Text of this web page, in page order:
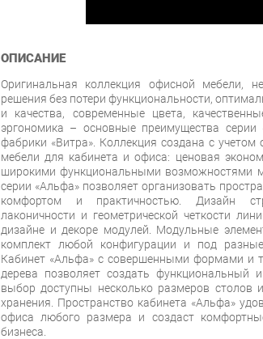
ОПИСАНИЕ
Оригинальная коллекция офисной мебели,
решения без потери функциональности,
и качества, современные цвета,
эргономика – основные преимущества серии
фабрики «Витра». Коллекция создана с учетом
мебели для кабинета и офиса: ценовая
широкими функциональными возможностями
серии «Альфа» позволяет организовать
комфортом и практичностью. Дизайн
лаконичности и геометрической четкости
дизайне и декоре модулей. Модульные
комплект любой конфигурации и под
Кабинет «Альфа» c совершенными формами и
дерева позволяет создать
выбор доступны несколько размеров столов
хранения. Пространство кабинета «Альфа»
офиса любого размера и создаст
бизнеса.